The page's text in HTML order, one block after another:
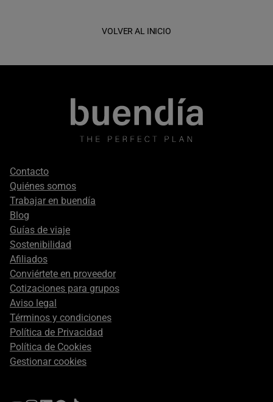
VOLVER AL INICIO
Footer
secondary
Contacto
Quiénes somos
Trabajar en buendía
Blog
Guías de viaje
Sostenibilidad
Afiliados
Conviértete en proveedor
Cotizaciones para grupos
Aviso legal
Términos y condiciones
Política de Privacidad
Política de Cookies
Gestionar cookies